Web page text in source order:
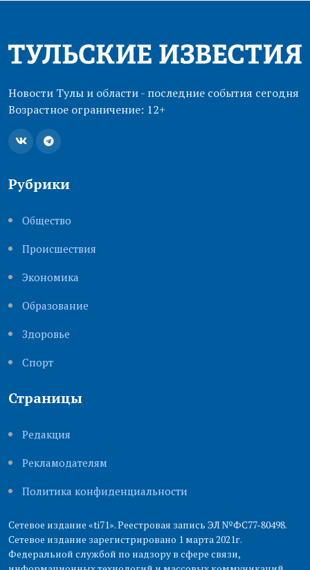
Новости Тулы и области - последние события сегодня
Возрастное ограничение: 12+
Рубрики
Общество
Происшествия
Экономика
Образование
Здоровье
Cпорт
Страницы
Редакция
Рекламодателям
Политика конфиденциальности
Сетевое издание «ti71». Реестровая запись ЭЛ №ФС77-80498.
Сетевое издание зарегистрировано 1 марта 2021г.
Федеральной службой по надзору в сфере связи,